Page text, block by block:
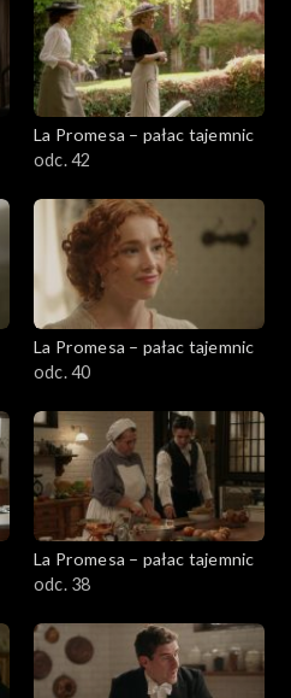
La Promesa – pałac tajemnic
odc. 42
La Promesa – pałac tajemnic
odc. 40
La Promesa – pałac tajemnic
odc. 38